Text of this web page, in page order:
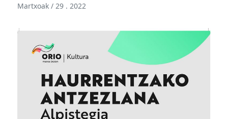
Martxoak / 29 . 2022